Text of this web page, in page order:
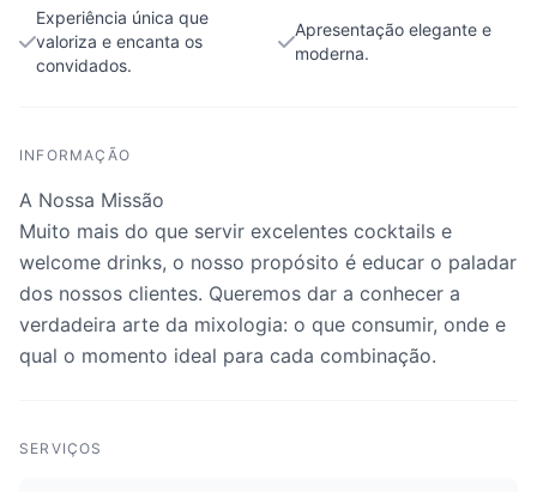
Experiência única que
valoriza e encanta os
convidados.
Apresentação elegante e
moderna.
INFORMAÇÃO
A Nossa Missão
Muito mais do que servir excelentes cocktails e
welcome drinks, o nosso propósito é educar o paladar
dos nossos clientes. Queremos dar a conhecer a
verdadeira arte da mixologia: o que consumir, onde e
qual o momento ideal para cada combinação.
SERVIÇOS